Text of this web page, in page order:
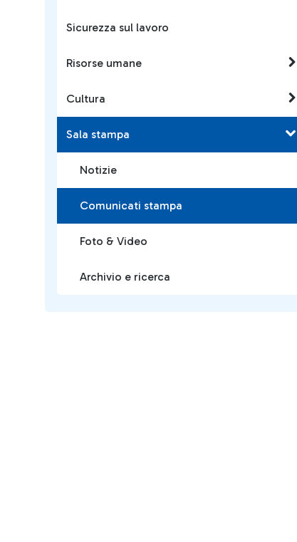
Sicurezza sul lavoro
Risorse umane
Cultura
Sala stampa
Notizie
Comunicati stampa
Foto & Video
Archivio e ricerca